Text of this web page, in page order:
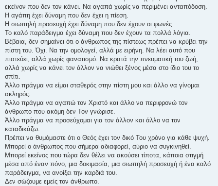
εκείνον που δεν τον κάνει. Να αγαπά χωρίς να περιμένει ανταπόδοση.
Η αγάπη έχει δύναμη που δεν έχει η πίεση.
Η σιωπηλή προσευχή έχει δύναμη που δεν έχουν οι φωνές.
Το καλό παράδειγμα έχει δύναμη που δεν έχουν τα πολλά λόγια.
Βέβαια, δεν σημαίνει ότι ο άνθρωπος της πίστεως πρέπει να κρύβει την
πίστη του. Όχι. Να την ομολογεί, αλλά με ειρήνη. Να λέει αυτό που
πιστεύει, αλλά χωρίς φανατισμό. Να κρατά την πνευματική του ζωή,
αλλά χωρίς να κάνει τον άλλον να νιώθει ξένος μέσα στο ίδιο του το
σπίτι.
Άλλο πράγμα να είμαι σταθερός στην πίστη μου και άλλο να γίνομαι
σκληρός.
Άλλο πράγμα να αγαπώ τον Χριστό και άλλο να περιφρονώ τον
άνθρωπο που ακόμη δεν Τον γνώρισε.
Άλλο πράγμα να προσεύχομαι για τον άλλον και άλλο να τον
καταδικάζω.
Πρέπει να θυμόμαστε ότι ο Θεός έχει τον δικό Του χρόνο για κάθε ψυχή.
Μπορεί ο άνθρωπος που σήμερα αδιαφορεί, αύριο να συγκινηθεί.
Μπορεί εκείνος που τώρα δεν θέλει να ακούσει τίποτα, κάποια στιγμή
μέσα από έναν πόνο, μια δοκιμασία, μια σιωπηλή προσευχή ή ένα καλό
παράδειγμα, να ανοίξει την καρδιά του.
Δεν σώζουμε εμείς τον άνθρωπο.